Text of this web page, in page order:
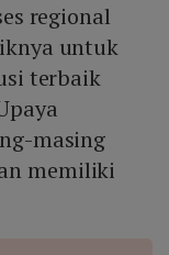
regional
untuk
terbaik
masing
memiliki